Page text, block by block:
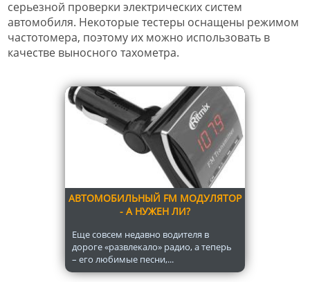
серьезной проверки электрических систем
автомобиля. Некоторые тестеры оснащены режимом
частотомера, поэтому их можно использовать в
качестве выносного тахометра.
АВТОМОБИЛЬНЫЙ FM МОДУЛЯТОР
- А НУЖЕН ЛИ?
Еще совсем недавно водителя в
дороге «развлекало» радио, а теперь
– его любимые песни,...